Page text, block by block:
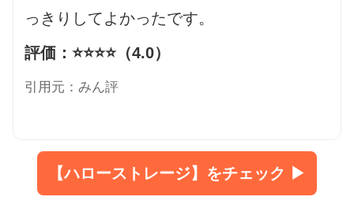
っきりしてよかったです。
評価：⭐️⭐️⭐️⭐️（4.0）
引用元：みん評
【ハローストレージ】をチェック ▶